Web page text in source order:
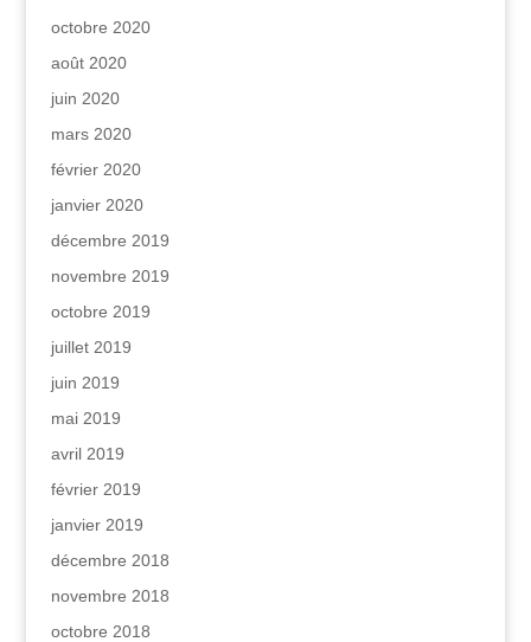
octobre 2020
août 2020
juin 2020
mars 2020
février 2020
janvier 2020
décembre 2019
novembre 2019
octobre 2019
juillet 2019
juin 2019
mai 2019
avril 2019
février 2019
janvier 2019
décembre 2018
novembre 2018
octobre 2018